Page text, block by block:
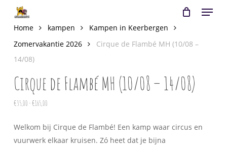
main
content
Menu
Cart
Home kampen
Kampen in Keerbergen
Zomervakantie 2026
Cirque de Flambé MH (10/08 –
14/08)
Cirque de Flambé MH (10/08 – 14/08)
€35,00 -€165,00Prijsklasse:
tot
€165,00
Welkom bij Cirque de Flambé! Een kamp waar circus en
vuurwerk elkaar kruisen. Zó heet dat je bijna